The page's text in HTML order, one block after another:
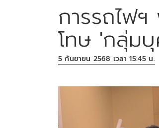
การรถไฟ
โทษ 'กลุ่มบุ
5 กันยายน 2568 เวลา 15:45 น.